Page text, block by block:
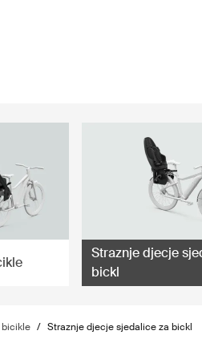
Straznje djecje
bickl
/ Straznje djecje sjedalice za bickl